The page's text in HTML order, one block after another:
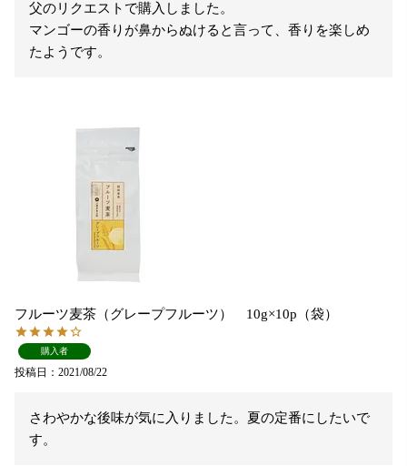
父のリクエストで購入しました。
マンゴーの香りが鼻からぬけると言って、香りを楽しめ
たようです。
フルーツ麦茶（グレープフルーツ） 10g×10p（袋）
購入者
投稿日 2021/08/22
さわやかな後味が気に入りました。夏の定番にしたいで
す。